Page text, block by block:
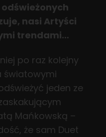
nasi Artyści
trendami…
po raz kolejny
światowymi
jeden ze
Mańkowską –
że sam Duet